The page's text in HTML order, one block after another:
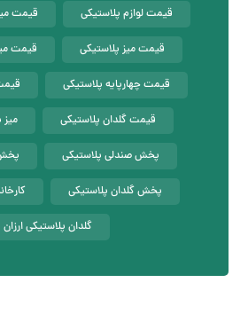
قیمت لوازم پلاستیکی قیمت
قیمت میز پلاستیکی قیمت
قیمت چهارپایه پلاستیکی
قیمت گلدان پلاستیکی میز
پخش صندلی پلاستیکی
پخش گلدان پلاستیکی
گلدان پلاستیکی ارزان